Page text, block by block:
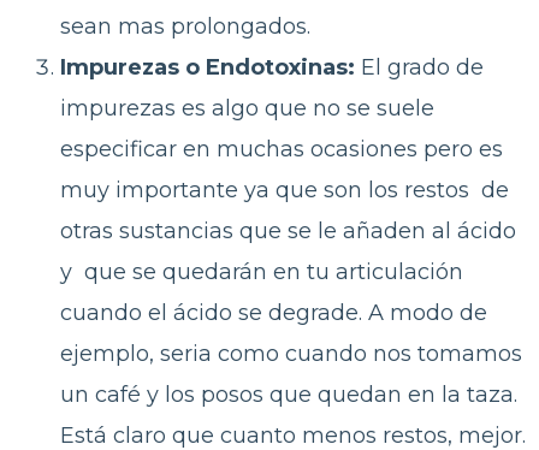
sean mas prolongados.
Impurezas o Endotoxinas: El grado de
impurezas es algo que no se suele
especificar en muchas ocasiones pero es
muy importante ya que son los restos de
otras sustancias que se le añaden al ácido
y que se quedarán en tu articulación
cuando el ácido se degrade. A modo de
ejemplo, seria como cuando nos tomamos
un café y los posos que quedan en la taza.
Está claro que cuanto menos restos, mejor.